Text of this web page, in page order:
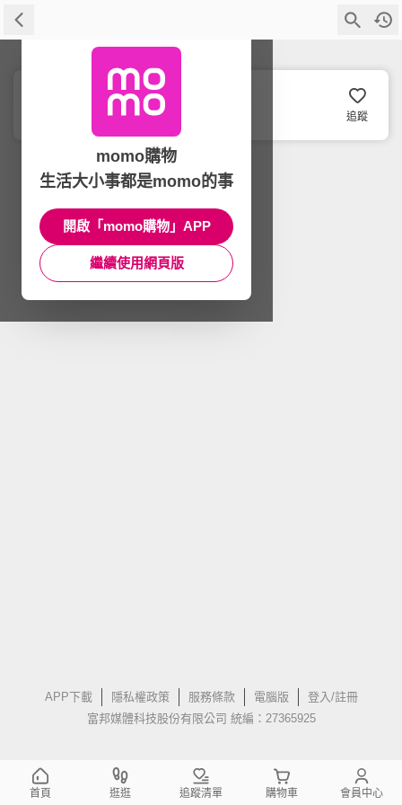
Glolux
追蹤
APP下載 隱私權政策 服務條款 電腦版
登入/註冊
富邦媒體科技股份有限公司 統編：27365925
momo購物
生活大小事都是momo的事
開啟「momo購物」APP
繼續使用網頁版
首頁 逛逛 追蹤清單 購物車 會員中心